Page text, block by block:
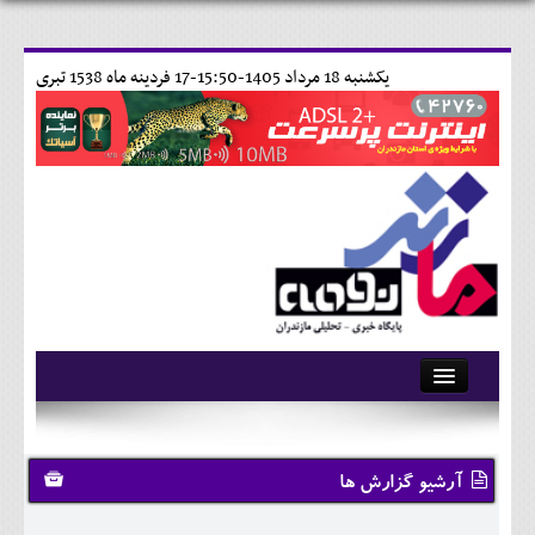
17 فردينه ماه 1538 تبری يکشنبه 18 مرداد 1405-15:50-
آرشیو
تماس با ما
وبلاگ
آرشیو گزارش ها